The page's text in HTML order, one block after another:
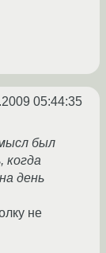
05:44:35
был
когда
день
не